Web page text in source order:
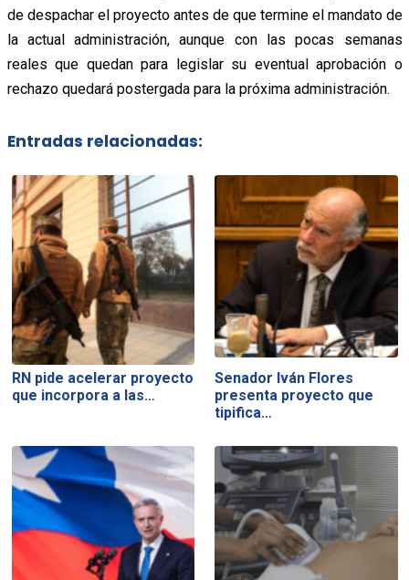
de despachar el proyecto antes de que termine el mandato de
la actual administración, aunque con las pocas semanas
reales que quedan para legislar su eventual aprobación o
rechazo quedará postergada para la próxima administración.
Entradas relacionadas:
RN pide acelerar proyecto
que incorpora a las…
Senador Iván Flores
presenta proyecto que
tipifica…